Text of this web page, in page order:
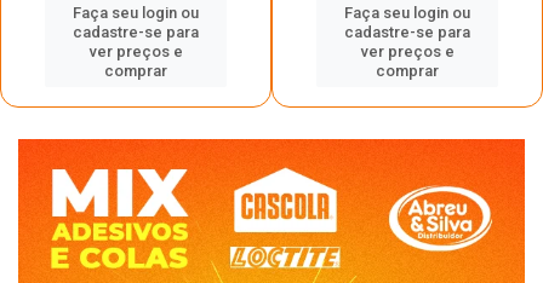
Faça seu login ou
cadastre-se para
ver preços e
comprar
Faça seu login ou
cadastre-se para
ver preços e
comprar